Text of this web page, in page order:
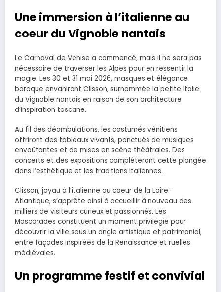
Une immersion à l’italienne au
coeur du Vignoble nantais
Le Carnaval de Venise a commencé, mais il ne sera pas
nécessaire de traverser les Alpes pour en ressentir la
magie. Les 30 et 31 mai 2026, masques et élégance
baroque envahiront Clisson, surnommée la petite Italie
du Vignoble nantais en raison de son architecture
d’inspiration toscane.
Au fil des déambulations, les costumés vénitiens
offriront des tableaux vivants, ponctués de musiques
envoûtantes et de mises en scène théâtrales. Des
concerts et des expositions compléteront cette plongée
dans l’esthétique et les traditions italiennes.
Clisson, joyau à l’italienne au coeur de la Loire-
Atlantique, s’apprête ainsi à accueillir à nouveau des
milliers de visiteurs curieux et passionnés. Les
Mascarades constituent un moment privilégié pour
découvrir la ville sous un angle artistique et patrimonial,
entre façades inspirées de la Renaissance et ruelles
médiévales.
Un programme festif et convivial